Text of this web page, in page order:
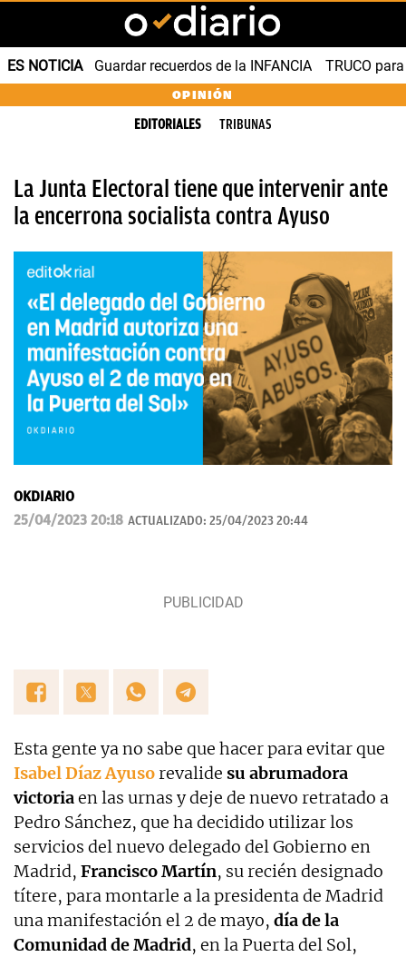
ES NOTICIA Guardar recuerdos de la INFANCIA TRUCO
OPINIÓN
EDITORIALES TRIBUNAS
La Junta Electoral tiene que intervenir ante
la encerrona socialista contra Ayuso
OKDIARIO
25/04/2023 20:18 ACTUALIZADO: 25/04/2023 20:44
Esta gente ya no sabe que hacer para evitar que
Isabel Díaz Ayusorevalide su abrumadora
victoriaen las urnas y deje de nuevo retratado a
Pedro Sánchez, que ha decidido utilizar los
servicios del nuevo delegado del Gobierno en
Madrid, Francisco Martín, su recién designado
títere, para montarle a la presidenta de Madrid
una manifestación el 2 de mayo, día de la
Comunidad de Madrid, en la Puerta del Sol,